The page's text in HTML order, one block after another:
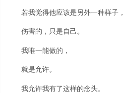
若我觉得他应该是另外一种样子，
伤害的，只是自己。
我唯一能做的，
就是允许。
我允许我有了这样的念头。